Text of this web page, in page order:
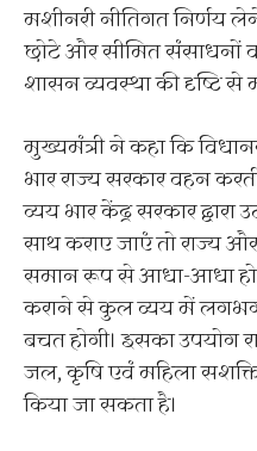
मशीनरी नीतिगत निर्णय लेने
छोटे और सीमित संसाधनों
शासन व्यवस्था की दृष्टि से
मुख्यमंत्री ने कहा कि
भार राज्य सरकार वहन
व्यय भार केंद्र सरकार द्वारा
साथ कराए जाएं तो राज्य
समान रूप से आधा-आधा हो
कराने से कुल व्यय में
बचत होगी। इसका उपयोग
जल, कृषि एवं महिला
किया जा सकता है।